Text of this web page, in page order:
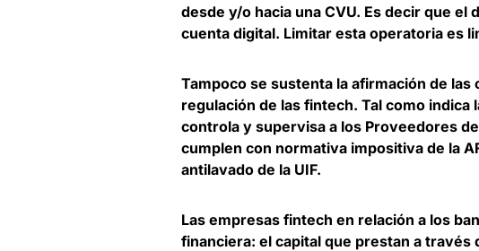
desde y/o hacia una CVU. Es decir que
cuenta digital. Limitar esta operatoria es
Tampoco se sustenta la afirmación de las
regulación de las fintech. Tal como indica
controla y supervisa a los Proveedores
cumplen con normativa impositiva de la
antilavado de la UIF.
Las empresas fintech en relación a los
financiera: el capital que prestan a